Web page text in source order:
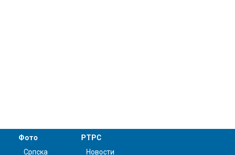
Фото
Српска
РТРС
Новости